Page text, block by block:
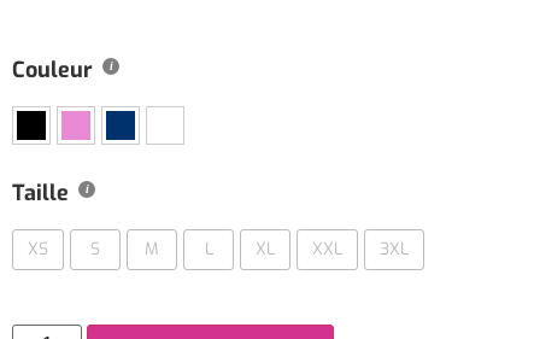
Couleur
Taille
XS S M L XL XXL 3XL